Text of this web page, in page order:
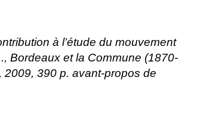
à l’étude du mouvement
Bordeaux et la Commune (1870-
390 p. avant-propos de